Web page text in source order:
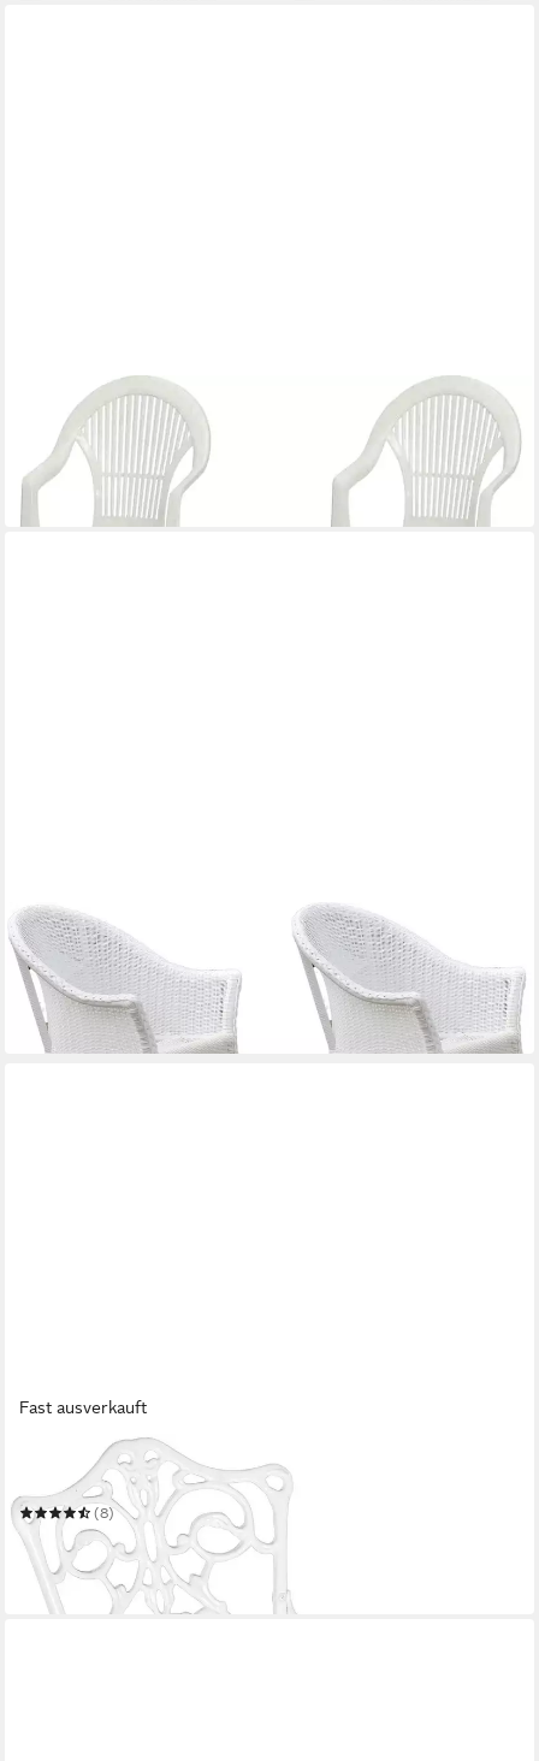
SIENA GARDEN
Gartensessel Vega
59,86 € 87,80 €
-32%
in 3-4 Werktagen bei dir
MERXX
Gartensessel Bamberg
235,48 € UVP 588,90 €
-60%
in 4-5 Werktagen bei dir
Fast ausverkauft
Gartensessel Lugano
(8)
67,26 € UVP 188,90 €
-64%
in 4-5 Werktagen bei dir